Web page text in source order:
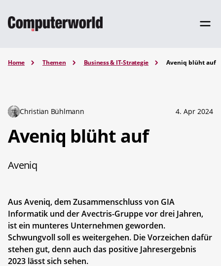
Home Themen Business & IT-Strategie Aveniq blüht auf
Christian Bühlmann 4. Apr 2024
Aveniq blüht auf
Aveniq
Aus Aveniq, dem Zusammenschluss von GIA
Informatik und der Avectris-Gruppe vor drei Jahren,
ist ein munteres Unternehmen geworden.
Schwungvoll soll es weitergehen. Die Vorzeichen dafür
stehen gut, denn auch das positive Jahresergebnis
2023 lässt sich sehen.